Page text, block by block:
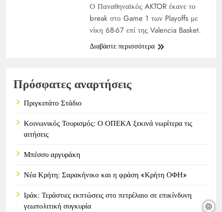
Ο Παναθηναϊκός AKTOR έκανε το
break στο Game 1 των Playoffs με
νίκη 68-67 επί της Valencia Basket.
Διαβάστε περισσότερα
Πρόσφατες αναρτήσεις
Πριγκιπάτο Στάδιο
Κοινωνικός Τουρισμός: Ο ΟΠΕΚΑ ξεκινά νωρίτερα τις
αιτήσεις
Μπέσσυ αργυράκη
Νέα Κρήτη: Σαρακήνικο και η φράση «Κρήτη ΟΦΗ»
Ιράκ: Τεράστιες εκπτώσεις στο πετρέλαιο σε επικίνδυνη
γεωπολιτική συγκυρία